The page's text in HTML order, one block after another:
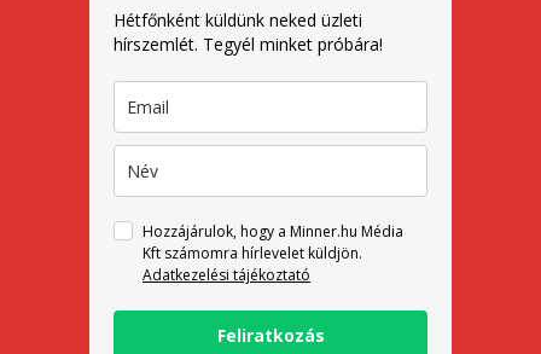
Hétfőnként küldünk neked üzleti
hírszemlét. Tegyél minket próbára!
Hozzájárulok, hogy a Minner.hu Média
Kft számomra hírlevelet küldjön.
Adatkezelési tájékoztató
Feliratkozás